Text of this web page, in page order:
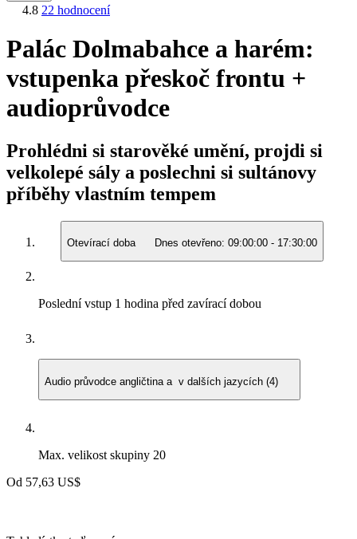
4.8 22 hodnocení
Palác Dolmabahce a harém:
vstupenka přeskoč frontu +
audioprůvodce
Prohlédni si starověké umění, projdi si
velkolepé sály a poslechni si sultánovy
příběhy vlastním tempem
Otevírací doba Dnes otevřeno: 09:00:00 - 17:30:00
Poslední vstup 1 hodina před zavírací dobou
Audio průvodce angličtina a v dalších jazycích (4)
Max. velikost skupiny 20
Od 57,63 US$